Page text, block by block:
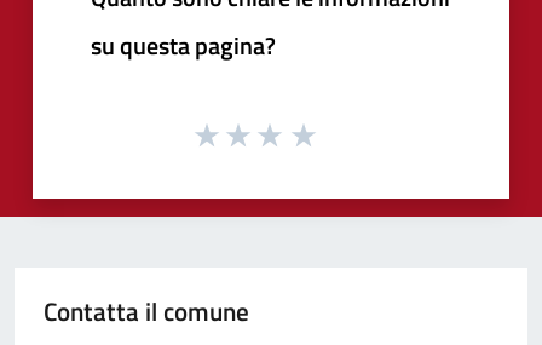
su questa pagina?
Contatta il comune